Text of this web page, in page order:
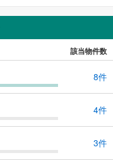
該当物件数
8件
4件
3件